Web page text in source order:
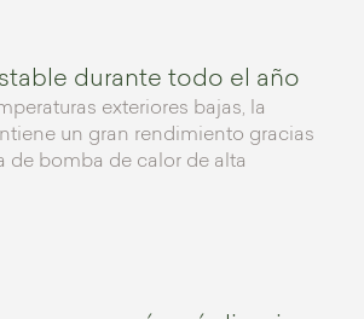
durante todo el año
exteriores bajas, la
un gran rendimiento gracias
de bomba de calor de alta